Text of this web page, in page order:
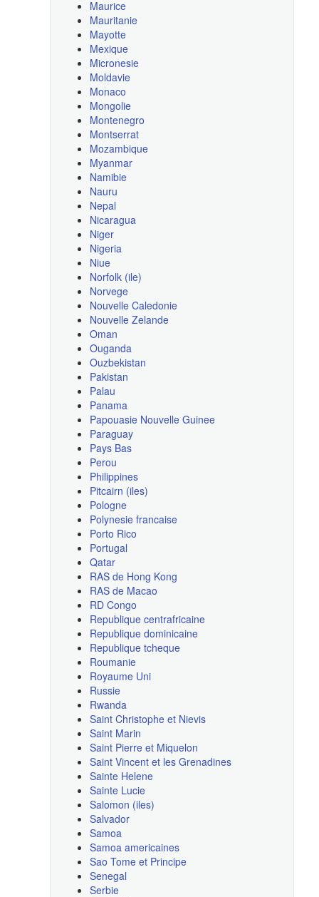
Maurice
Mauritanie
Mayotte
Mexique
Micronesie
Moldavie
Monaco
Mongolie
Montenegro
Montserrat
Mozambique
Myanmar
Namibie
Nauru
Nepal
Nicaragua
Niger
Nigeria
Niue
Norfolk (ile)
Norvege
Nouvelle Caledonie
Nouvelle Zelande
Oman
Ouganda
Ouzbekistan
Pakistan
Palau
Panama
Papouasie Nouvelle Guinee
Paraguay
Pays Bas
Perou
Philippines
Pitcairn (iles)
Pologne
Polynesie francaise
Porto Rico
Portugal
Qatar
RAS de Hong Kong
RAS de Macao
RD Congo
Republique centrafricaine
Republique dominicaine
Republique tcheque
Roumanie
Royaume Uni
Russie
Rwanda
Saint Christophe et Nievis
Saint Marin
Saint Pierre et Miquelon
Saint Vincent et les Grenadines
Sainte Helene
Sainte Lucie
Salomon (iles)
Salvador
Samoa
Samoa americaines
Sao Tome et Principe
Senegal
Serbie